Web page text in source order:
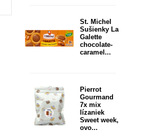
St. Michel
Sušienky La
Galette
chocolate-
caramel...
Pierrot
Gourmand
7x mix
lízaniek
Sweet week,
ovo...